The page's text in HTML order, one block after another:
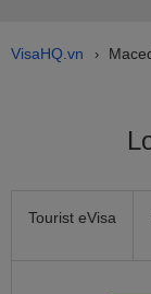
VisaHQ.vn ›
Tourist eVisa